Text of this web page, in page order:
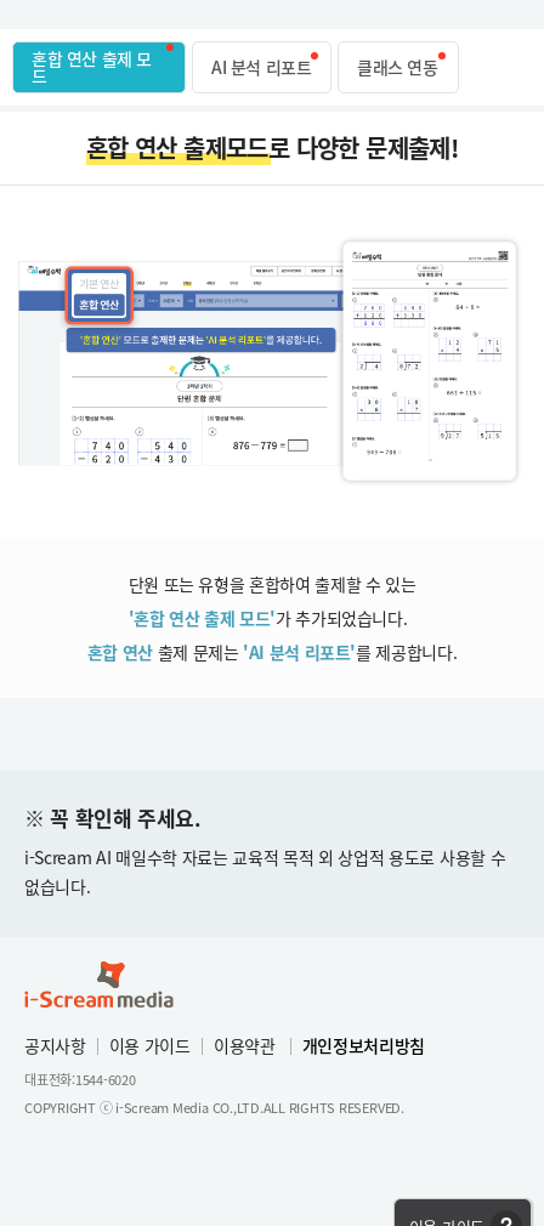
혼합 연산 출제 모
드 AI 분석 리포트 클래스 연동
혼합 연산 출제모드로 다양한 문제출제!
단원 또는 유형을 혼합하여 출제할 수 있는
'혼합 연산 출제 모드'가 추가되었습니다.
혼합 연산출제 문제는 'AI 분석 리포트'를 제공합니다.
※ 꼭 확인해 주세요.
i-Scream AI 매일수학 자료는 교육적 목적 외 상업적 용도로 사용할 수
없습니다.
공지사항 | 이용 가이드 | 이용약관 | 개인정보처리방침
대표전화:1544-6020
COPYRIGHT ⓒ i-Scream Media CO.,LTD.ALL RIGHTS RESERVED.